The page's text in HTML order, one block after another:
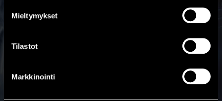
Mieltymykset
Tilastot
Markkinointi
Lähetä viesti
Nimi